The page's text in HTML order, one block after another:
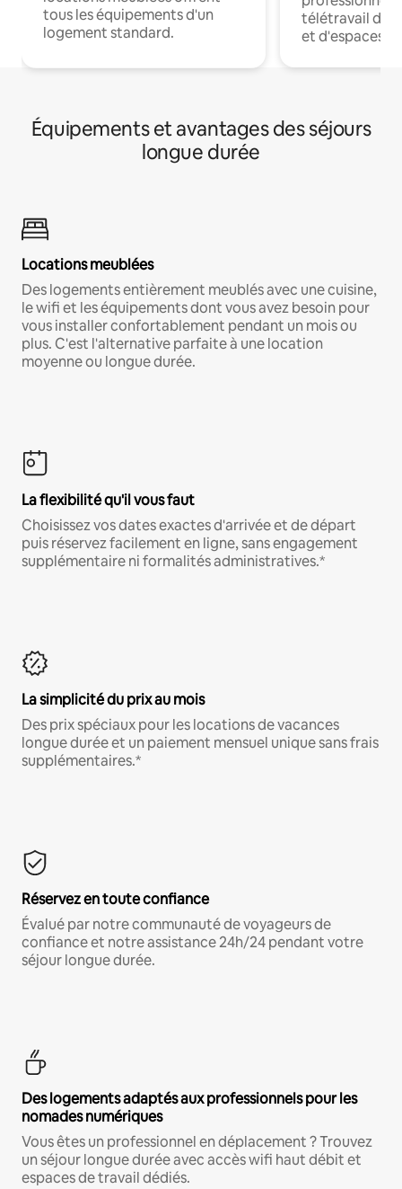
tous les équipements d'un
logement standard.
télétravail
et d'espaces
Équipements et avantages des séjours
longue durée
Locations meublées
Des logements entièrement meublés avec une cuisine,
le wifi et les équipements dont vous avez besoin pour
vous installer confortablement pendant un mois ou
plus. C'est l'alternative parfaite à une location
moyenne ou longue durée.
La flexibilité qu'il vous faut
Choisissez vos dates exactes d'arrivée et de départ
puis réservez facilement en ligne, sans engagement
supplémentaire ni formalités administratives.*
La simplicité du prix au mois
Des prix spéciaux pour les locations de vacances
longue durée et un paiement mensuel unique sans frais
supplémentaires.*
Réservez en toute confiance
Évalué par notre communauté de voyageurs de
confiance et notre assistance 24h/24 pendant votre
séjour longue durée.
Des logements adaptés aux professionnels pour les
nomades numériques
Vous êtes un professionnel en déplacement ? Trouvez
un séjour longue durée avec accès wifi haut débit et
espaces de travail dédiés.